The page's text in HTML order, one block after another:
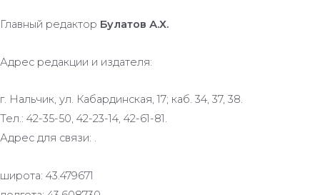
Главный редактор Булатов А.Х.
Адрес редакции и издателя:
г. Нальчик, ул. Кабардинская, 17; каб. 34, 37, 38.
Тел.: 42-35-50, 42-23-14, 42-61-81.
Адрес для связи: .
широта: 43.479671